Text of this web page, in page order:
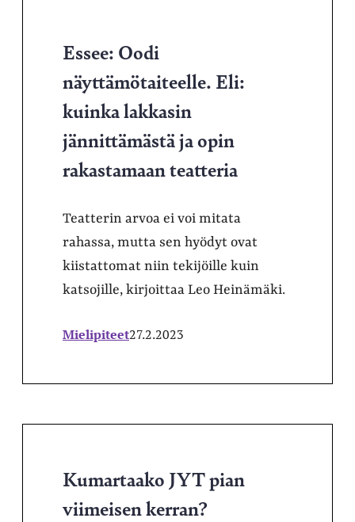
Essee: Oodi
näyttämötaiteelle. Eli:
kuinka lakkasin
jännittämästä ja opin
rakastamaan teatteria
Teatterin arvoa ei voi mitata
rahassa, mutta sen hyödyt ovat
kiistattomat niin tekijöille kuin
katsojille, kirjoittaa Leo Heinämäki.
Mielipiteet27.2.2023
Kumartaako JYT pian
viimeisen kerran?